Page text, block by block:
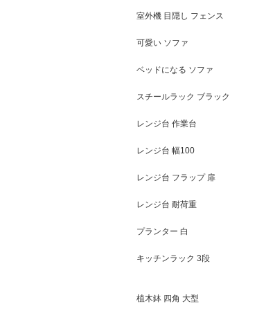
室外機 目隠し フェンス
可愛い ソファ
ベッドになる ソファ
スチールラック ブラック
レンジ台 作業台
レンジ台 幅100
レンジ台 フラップ 扉
レンジ台 耐荷重
プランター 白
キッチンラック 3段
植木鉢 四角 大型